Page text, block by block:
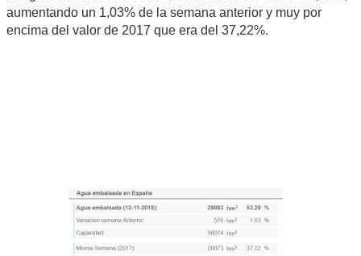
aumentando un 1,03% de la semana anterior y muy por
encima del valor de 2017 que era del 37,22%.